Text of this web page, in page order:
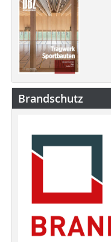
Brandschutz